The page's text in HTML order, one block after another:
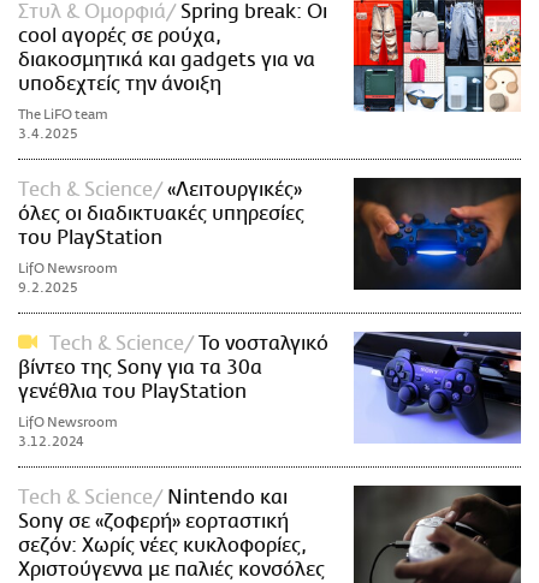
Στυλ & Ομορφιά
Spring break: Oι
cool αγορές σε ρούχα,
διακοσμητικά και gadgets για να
υποδεχτείς την άνοιξη
The LiFO team
3.4.2025
Τech & Science
«Λειτουργικές»
όλες οι διαδικτυακές υπηρεσίες
του PlayStation
LifO Newsroom
9.2.2025
Τech & Science
Το νοσταλγικό
βίντεο της Sony για τα 30α
γενέθλια του PlayStation
LifO Newsroom
3.12.2024
Τech & Science
Nintendo και
Sony σε «ζοφερή» εορταστική
σεζόν: Χωρίς νέες κυκλοφορίες,
Χριστούγεννα με παλιές κονσόλες